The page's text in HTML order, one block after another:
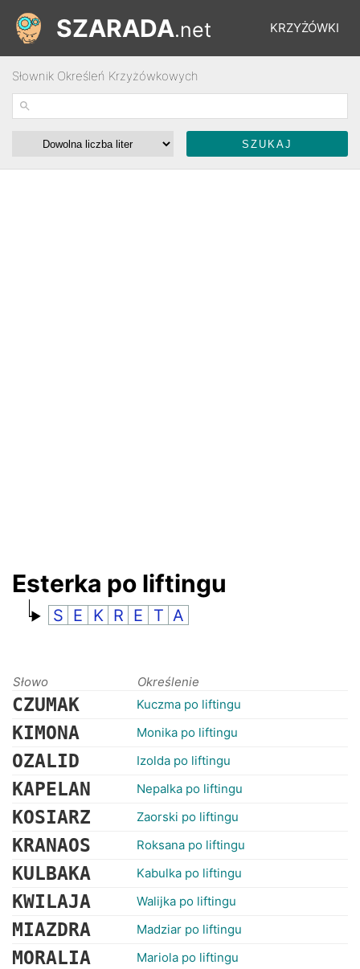
KRZYŻÓWKI
ŁAMIGŁÓWKI
SZARADA.net
Słownik Określeń Krzyżówkowych
Esterka po liftingu
S E K R E T A
Słowo Określenie
CZUMAK Kuczma po liftingu
KIMONA Monika po liftingu
OZALID Izolda po liftingu
KAPELAN Nepalka po liftingu
KOSIARZ Zaorski po liftingu
KRANAOS Roksana po liftingu
KULBAKA Kabulka po liftingu
KWILAJA Walijka po liftingu
MIAZDRA Madziar po liftingu
MORALIA Mariola po liftingu